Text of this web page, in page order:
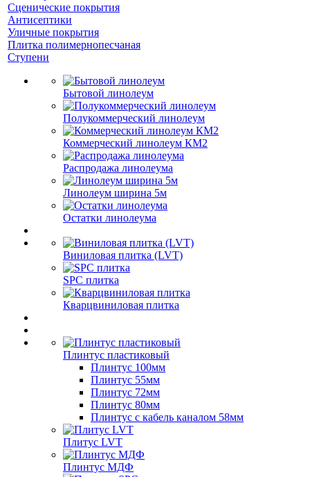
Сценические покрытия
Антисептики
Уличные покрытия
Плитка полимернопесчаная
Ступени
Бытовой линолеум
Полукоммерческий линолеум
Коммерческий линолеум КМ2
Распродажа линолеума
Линолеум ширина 5м
Остатки линолеума
Виниловая плитка (LVT)
SPC плитка
Кварцвиниловая плитка
Плинтус пластиковый
Плинтус 100мм
Плинтус 55мм
Плинтус 72мм
Плинтус 80мм
Плинтус с кабель каналом 58мм
Плитус LVT
Плинтус МДФ